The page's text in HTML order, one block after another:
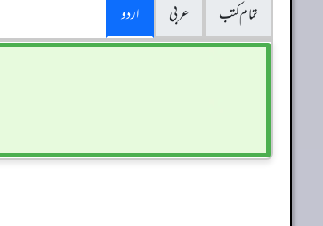
تمام کتب
عربی
اردو